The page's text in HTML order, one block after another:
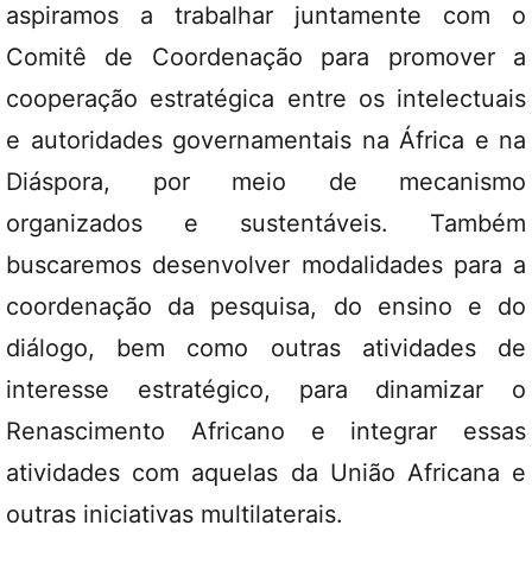
aspiramos a trabalhar juntamente com o
Comitê de Coordenação para promover a
cooperação estratégica entre os intelectuais
e autoridades governamentais na África e na
Diáspora, por meio de mecanismo
organizados e sustentáveis. Também
buscaremos desenvolver modalidades para a
coordenação da pesquisa, do ensino e do
diálogo, bem como outras atividades de
interesse estratégico, para dinamizar o
Renascimento Africano e integrar essas
atividades com aquelas da União Africana e
outras iniciativas multilaterais.